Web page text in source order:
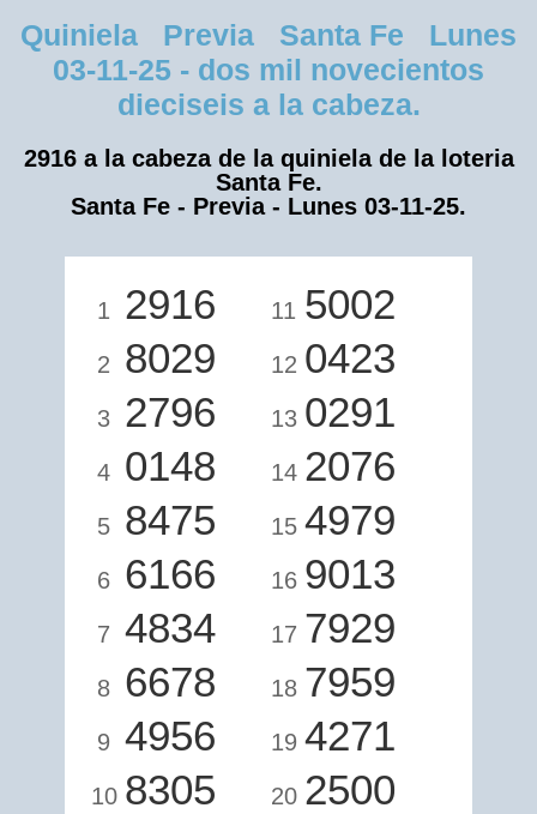
Quiniela Previa Santa Fe Lunes
03-11-25 - dos mil novecientos
dieciseis a la cabeza.
2916 a la cabeza de la quiniela de la loteria
Santa Fe.
Santa Fe - Previa - Lunes 03-11-25.
1 2916
2 8029
3 2796
4 0148
5 8475
6 6166
7 4834
8 6678
9 4956
10 8305
11 5002
12 0423
13 0291
14 2076
15 4979
16 9013
17 7929
18 7959
19 4271
20 2500